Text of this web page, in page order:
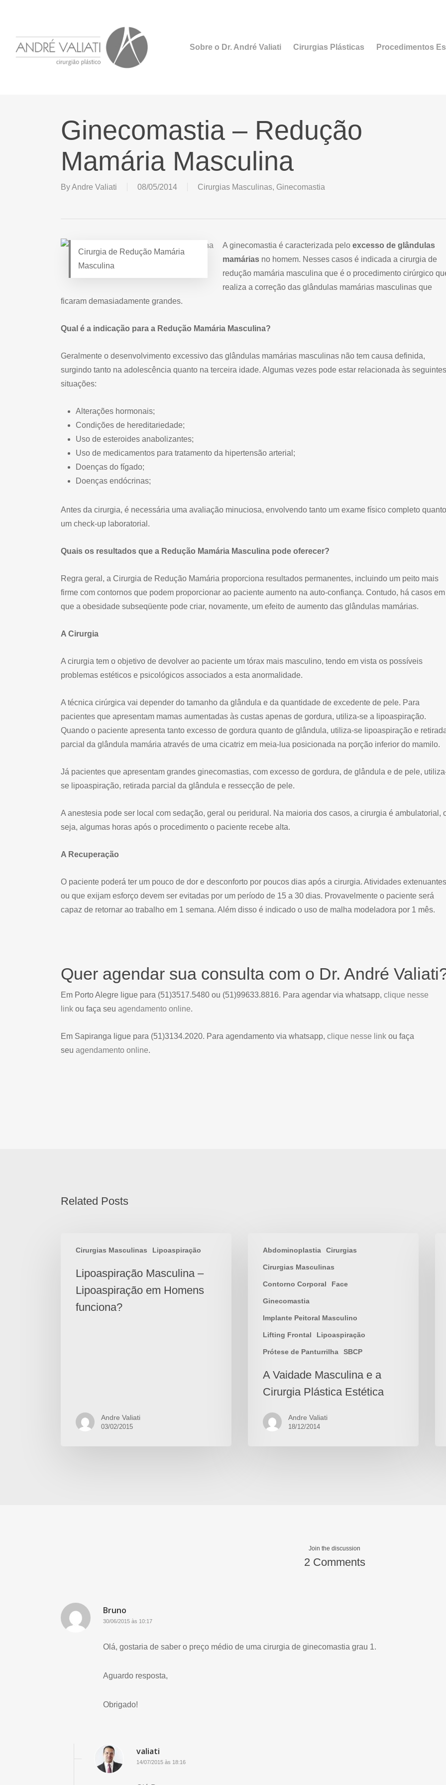
content
Sobre o Dr. André Valiati Cirurgias Plásticas Procedimentos
Ginecomastia – Redução
Mamária Masculina
ByAndre Valiati 08/05/2014 Cirurgias Masculinas, Ginecomastia
Cirurgia de Redução Mamária
Masculina
A ginecomastia é caracterizada pelo excesso de glândulas
mamárias no homem. Nesses casos é indicada a cirurgia de
redução mamária masculina que é o procedimento cirúrgico
realiza a correção das glândulas mamárias masculinas que
ficaram demasiadamente grandes.
Qual é a indicação para a Redução Mamária Masculina?
Geralmente o desenvolvimento excessivo das glândulas mamárias masculinas não tem causa definida,
surgindo tanto na adolescência quanto na terceira idade. Algumas vezes pode estar relacionada às seguintes
situações:
Alterações hormonais;
Condições de hereditariedade;
Uso de esteroides anabolizantes;
Uso de medicamentos para tratamento da hipertensão arterial;
Doenças do fígado;
Doenças endócrinas;
Antes da cirurgia, é necessária uma avaliação minuciosa, envolvendo tanto um exame físico completo quanto
um check-up laboratorial.
Quais os resultados que a Redução Mamária Masculina pode oferecer?
Regra geral, a Cirurgia de Redução Mamária proporciona resultados permanentes, incluindo um peito mais
firme com contornos que podem proporcionar ao paciente aumento na auto-confiança. Contudo, há casos em
que a obesidade subseqüente pode criar, novamente, um efeito de aumento das glândulas mamárias.
A Cirurgia
A cirurgia tem o objetivo de devolver ao paciente um tórax mais masculino, tendo em vista os possíveis
problemas estéticos e psicológicos associados a esta anormalidade.
A técnica cirúrgica vai depender do tamanho da glândula e da quantidade de excedente de pele. Para
pacientes que apresentam mamas aumentadas às custas apenas de gordura, utiliza-se a lipoaspiração.
Quando o paciente apresenta tanto excesso de gordura quanto de glândula, utiliza-se lipoaspiração e
parcial da glândula mamária através de uma cicatriz em meia-lua posicionada na porção inferior do mamilo.
Já pacientes que apresentam grandes ginecomastias, com excesso de gordura, de glândula e de pele,
se lipoaspiração, retirada parcial da glândula e ressecção de pele.
A anestesia pode ser local com sedação, geral ou peridural. Na maioria dos casos, a cirurgia é ambulatorial,
seja, algumas horas após o procedimento o paciente recebe alta.
A Recuperação
O paciente poderá ter um pouco de dor e desconforto por poucos dias após a cirurgia. Atividades extenuantes
ou que exijam esforço devem ser evitadas por um período de 15 a 30 dias. Provavelmente o paciente será
capaz de retornar ao trabalho em 1 semana. Além disso é indicado o uso de malha modeladora por 1 mês.
Quer agendar sua consulta com o Dr. André
Em Porto Alegre ligue para (51)3517.5480 ou (51)99633.8816. Para agendar via whatsapp, clique nesse
link ou faça seu agendamento online.
Em Sapiranga ligue para (51)3134.2020. Para agendamento via whatsapp, clique nesse link ou faça
seu agendamento online.
Related Posts
Cirurgias Masculinas Lipoaspiração
Lipoaspiração Masculina –
Lipoaspiração em Homens
funciona?
Andre Valiati
03/02/2015
Abdominoplastia Cirurgias
Cirurgias Masculinas
Contorno Corporal Face
Ginecomastia
Implante Peitoral Masculino
Lifting Frontal Lipoaspiração
Prótese de Panturrilha SBCP
A Vaidade Masculina e a
Cirurgia Plástica Estética
Andre Valiati
18/12/2014
Join the discussion
2 Comments
Bruno
30/06/2015 às 10:17
Olá, gostaria de saber o preço médio de uma cirurgia de ginecomastia grau 1.
Aguardo resposta,
Obrigado!
valiati
14/07/2015 às 18:16